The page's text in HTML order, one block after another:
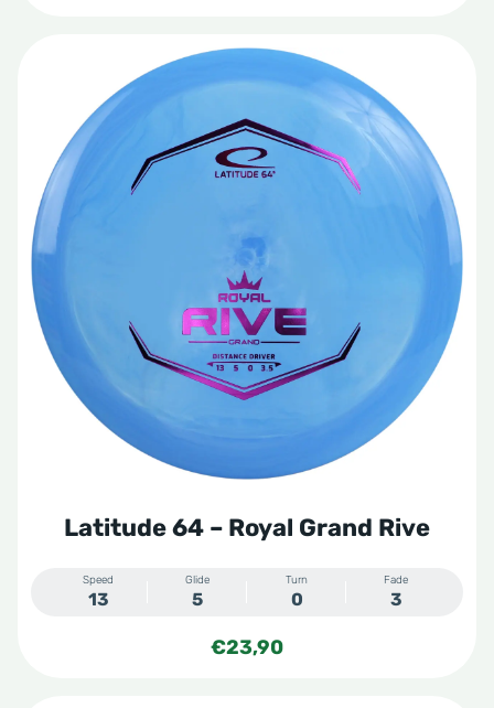
Latitude 64 – Royal Grand Rive
Speed
13
Glide
5
Turn
0
Fade
3
€23,90